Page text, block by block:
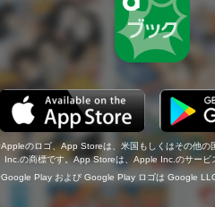
Appleのロゴ、App Storeは、米国もしくはその他の
Inc.の商標です。App Storeは、Apple Inc.のサービ
Google Play および Google Play ロゴは Google LLC